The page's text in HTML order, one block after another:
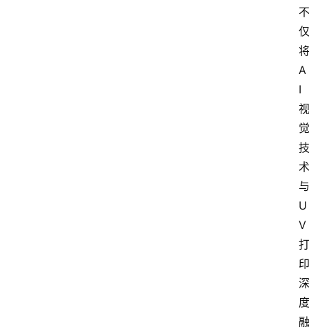
不
仅
将
A
I
视
觉
技
术
与
U
V
打
印
深
度
融